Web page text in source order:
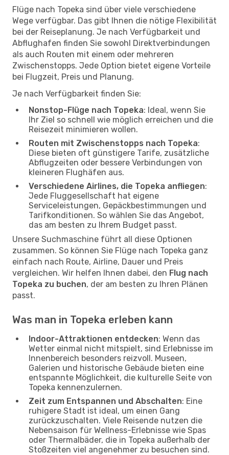
Flüge nach Topeka sind über viele verschiedene
Wege verfügbar. Das gibt Ihnen die nötige Flexibilität
bei der Reiseplanung. Je nach Verfügbarkeit und
Abflughafen finden Sie sowohl Direktverbindungen
als auch Routen mit einem oder mehreren
Zwischenstopps. Jede Option bietet eigene Vorteile
bei Flugzeit, Preis und Planung.
Je nach Verfügbarkeit finden Sie:
Nonstop-Flüge nach Topeka: Ideal, wenn Sie
Ihr Ziel so schnell wie möglich erreichen und die
Reisezeit minimieren wollen.
Routen mit Zwischenstopps nach Topeka:
Diese bieten oft günstigere Tarife, zusätzliche
Abflugzeiten oder bessere Verbindungen von
kleineren Flughäfen aus.
Verschiedene Airlines, die Topeka anfliegen:
Jede Fluggesellschaft hat eigene
Serviceleistungen, Gepäckbestimmungen und
Tarifkonditionen. So wählen Sie das Angebot,
das am besten zu Ihrem Budget passt.
Unsere Suchmaschine führt all diese Optionen
zusammen. So können Sie Flüge nach Topeka ganz
einfach nach Route, Airline, Dauer und Preis
vergleichen. Wir helfen Ihnen dabei, den Flug nach
Topeka zu buchen, der am besten zu Ihren Plänen
passt.
Was man in Topeka erleben kann
Indoor-Attraktionen entdecken: Wenn das
Wetter einmal nicht mitspielt, sind Erlebnisse im
Innenbereich besonders reizvoll. Museen,
Galerien und historische Gebäude bieten eine
entspannte Möglichkeit, die kulturelle Seite von
Topeka kennenzulernen.
Zeit zum Entspannen und Abschalten: Eine
ruhigere Stadt ist ideal, um einen Gang
zurückzuschalten. Viele Reisende nutzen die
Nebensaison für Wellness-Erlebnisse wie Spas
oder Thermalbäder, die in Topeka außerhalb der
Stoßzeiten viel angenehmer zu besuchen sind.